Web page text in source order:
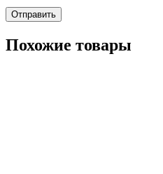
Похожие товары